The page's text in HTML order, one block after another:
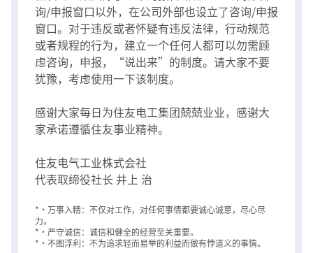
询/申报窗口以外，在公司外部也设立了咨询/申报
窗口。对于违反或者怀疑有违反法律，行动规范
或者规程的行为，建立一个任何人都可以勿需顾
虑咨询，申报，“说出来”的制度。请大家不要
犹豫，考虑使用一下该制度。
感谢大家每日为住友电工集团兢兢业业，感谢大
家承诺遵循住友事业精神。
住友电气工业株式会社
代表取缔役社长 井上 治
*・万事入精：不仅对工作，对任何事情都要诚心诚意，尽心尽
力。
*・严守诚信：诚信和健全的经营至关重要。
*・不图浮利：不为追求轻而易举的利益而做有悖道义的事情。